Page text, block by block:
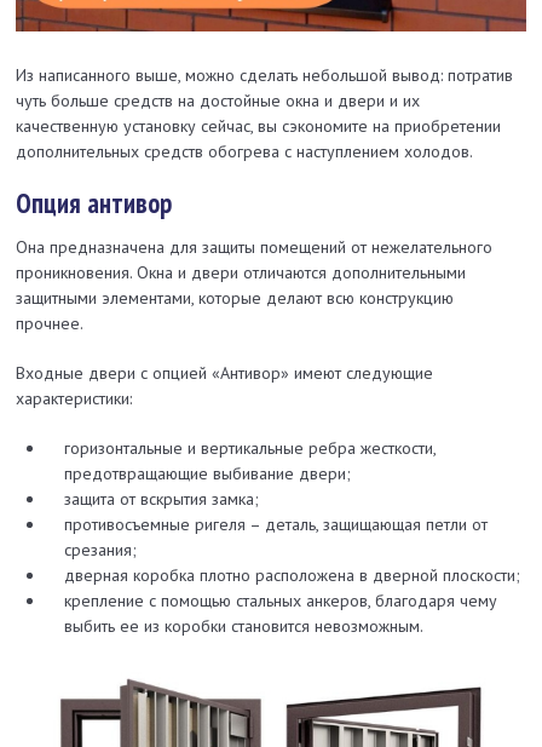
Из написанного выше, можно сделать небольшой вывод: потратив
чуть больше средств на достойные окна и двери и их
качественную установку сейчас, вы сэкономите на приобретении
дополнительных средств обогрева с наступлением холодов.
Опция антивор
Она предназначена для защиты помещений от нежелательного
проникновения. Окна и двери отличаются дополнительными
защитными элементами, которые делают всю конструкцию
прочнее.
Входные двери с опцией «Антивор» имеют следующие
характеристики:
горизонтальные и вертикальные ребра жесткости,
предотвращающие выбивание двери;
защита от вскрытия замка;
противосъемные ригеля – деталь, защищающая петли от
срезания;
дверная коробка плотно расположена в дверной плоскости;
крепление с помощью стальных анкеров, благодаря чему
выбить ее из коробки становится невозможным.